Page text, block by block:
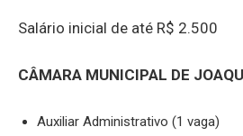
Salário inicial de até R$ 2.500
CÂMARA MUNICIPAL DE
Auxiliar Administrativo (1 vaga)